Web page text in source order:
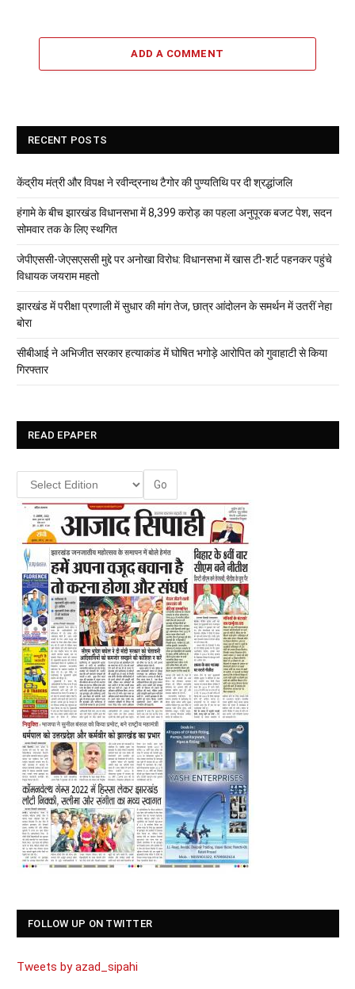
ADD A COMMENT
RECENT POSTS
केंद्रीय मंत्री और विपक्ष ने रवीन्द्रनाथ टैगोर की पुण्यतिथि पर दी श्रद्धांजलि
हंगामे के बीच झारखंड विधानसभा में 8,399 करोड़ का पहला अनुपूरक बजट पेश, सदन
सोमवार तक के लिए स्थगित
जेपीएससी-जेएसएससी मुद्दे पर अनोखा विरोध: विधानसभा में खास टी-शर्ट पहनकर पहुंचे
विधायक जयराम महतो
झारखंड में परीक्षा प्रणाली में सुधार की मांग तेज, छात्र आंदोलन के समर्थन में उतरीं नेहा
बोरा
सीबीआई ने अभिजीत सरकार हत्याकांड में घोषित भगोड़े आरोपित को गुवाहाटी से किया
गिरफ्तार
READ EPAPER
FOLLOW UP ON TWITTER
Tweets by azad_sipahi